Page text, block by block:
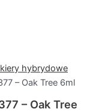
hybrydowe
– Oak Tree 6ml
– Oak Tree